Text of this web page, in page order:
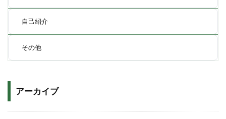
自己紹介
その他
アーカイブ